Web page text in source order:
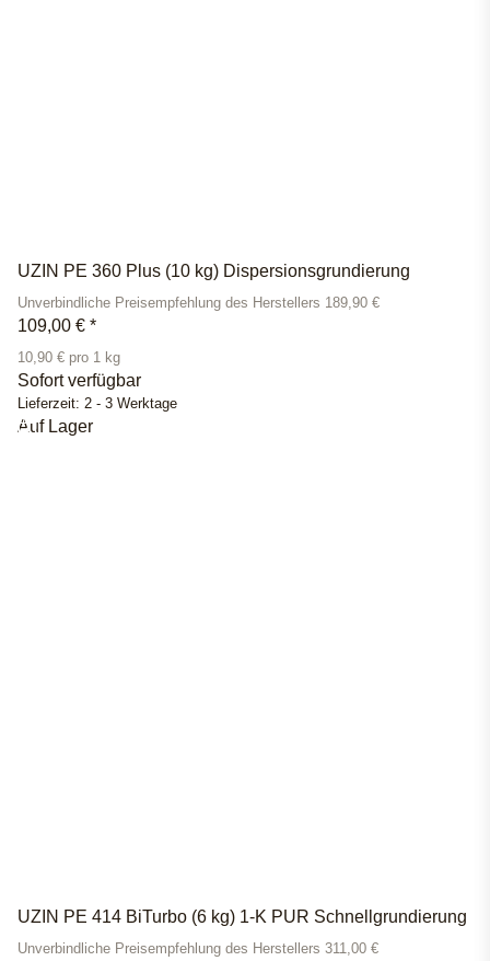
UZIN PE 360 Plus (10 kg) Dispersionsgrundierung
Unverbindliche Preisempfehlung des Herstellers 189,90 €
109,00 € *
10,90 € pro 1 kg
Sofort verfügbar
Lieferzeit: 2 - 3 Werktage
Auf Lager
UZIN PE 414 BiTurbo (6 kg) 1-K PUR Schnellgrundierung
Unverbindliche Preisempfehlung des Herstellers 311,00 €